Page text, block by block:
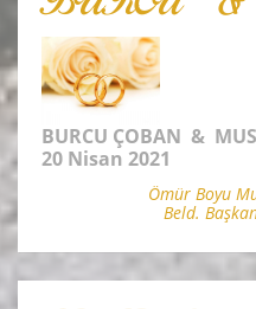
BURCU ÇOBAN &
20 Nisan 2021
Ömür Boyu
Beld.